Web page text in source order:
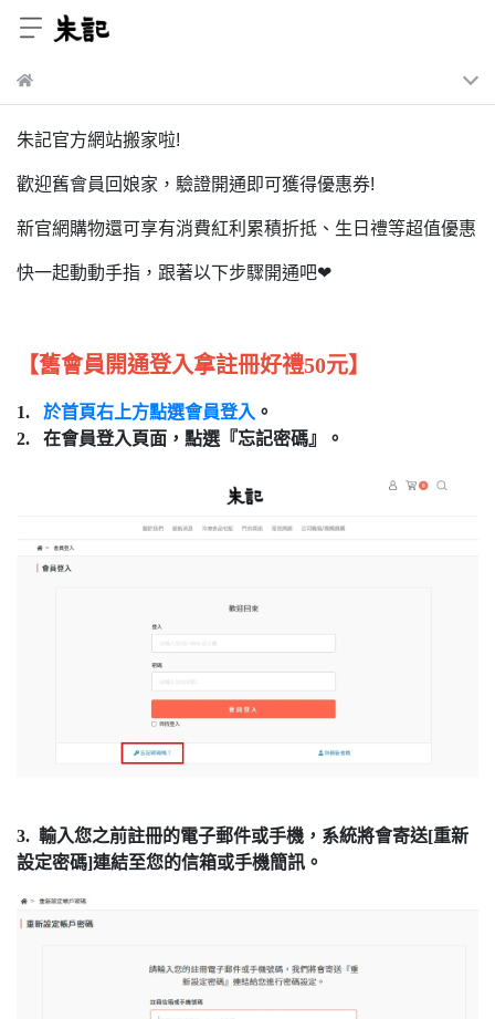
朱記官方網站搬家啦!
歡迎舊會員回娘家，驗證開通即可獲得優惠券!
新官網購物還可享有消費紅利累積折抵、生日禮等超值優惠
快一起動動手指，跟著以下步驟開通吧❤
【舊會員開通登入拿註冊好禮50元】
1. 於首頁右上方點選會員登入 。
2. 在會員登入頁面，點選『忘記密碼』。
3. 輸入您之前註冊的電子郵件或手機，系統將會寄送[重新
設定密碼]連結至您的信箱或手機簡訊。